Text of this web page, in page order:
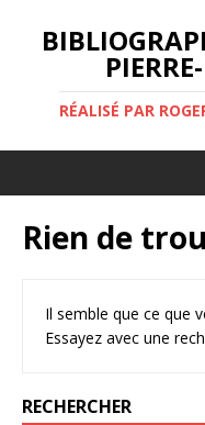
RÉALISÉ PAR
Rien de
Il semble que ce que
Essayez avec une
RECHERCHER